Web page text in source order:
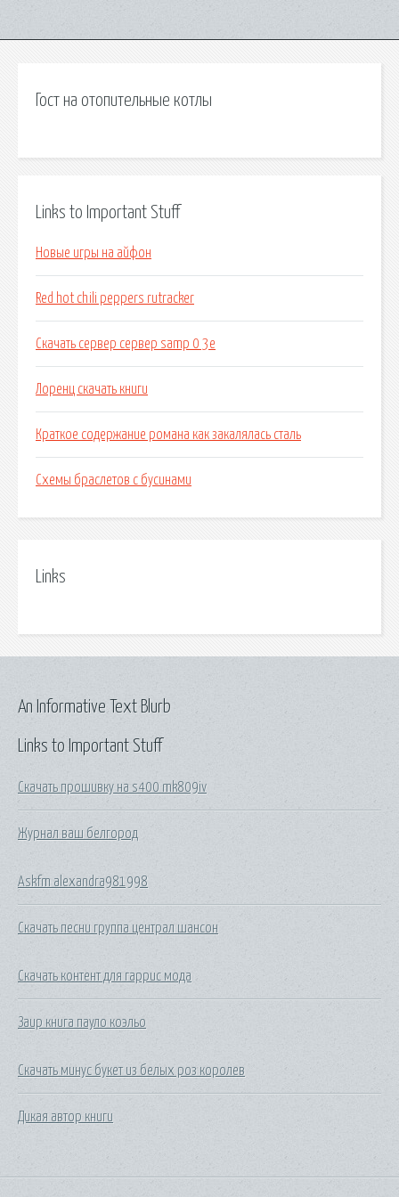
Гост на отопительные котлы
Links to Important Stuff
Новые игры на айфон
Red hot chili peppers rutracker
Скачать сервер сервер samp 0 3e
Лоренц скачать книги
Краткое содержание романа как закалялась сталь
Схемы браслетов с бусинами
Links
Links to Important Stuff
Скачать прошивку на s400 mk809iv
Журнал ваш белгород
Askfm alexandra981998
Скачать песни группа централ шансон
Скачать контент для гаррис мода
Заир книга пауло коэльо
Скачать минус букет из белых роз королев
Дикая автор книги
An Informative Text Blurb